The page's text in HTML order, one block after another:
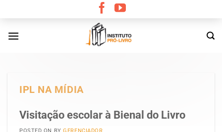
content
IPL NA MÍDIA
Visitação escolar à Bienal do Livro
POSTED ON BYGERENCIADOR